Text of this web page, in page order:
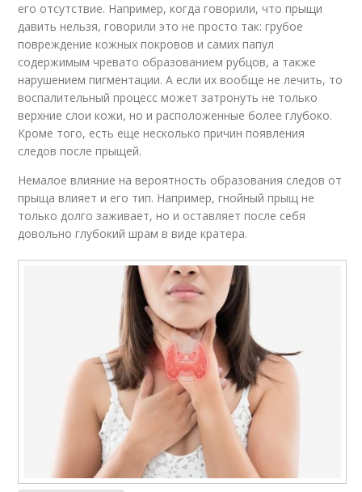
его отсутствие. Например, когда говорили, что прыщи
давить нельзя, говорили это не просто так: грубое
повреждение кожных покровов и самих папул
содержимым чревато образованием рубцов, а также
нарушением пигментации. А если их вообще не лечить, то
воспалительный процесс может затронуть не только
верхние слои кожи, но и расположенные более глубоко.
Кроме того, есть еще несколько причин появления
следов после прыщей.
Немалое влияние на вероятность образования следов от
прыща влияет и его тип. Например, гнойный прыщ не
только долго заживает, но и оставляет после себя
довольно глубокий шрам в виде кратера.